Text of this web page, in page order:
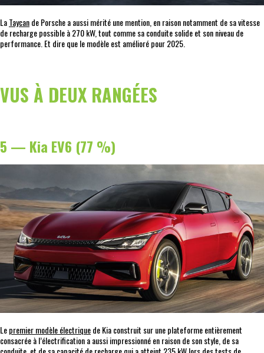
LaTaycande Porsche a aussi mérité une mention, en raison notamment de sa vitesse
de recharge possible à 270 kW, tout comme sa conduite solide et son niveau de
performance. Et dire que le modèle est amélioré pour 2025.
VUS À DEUX RANGÉES
5 — Kia EV6 (77 %)
Lepremier modèle électriquede Kia construit sur une plateforme entièrement
consacrée à l’électrification a aussi impressionné en raison de son style, de sa